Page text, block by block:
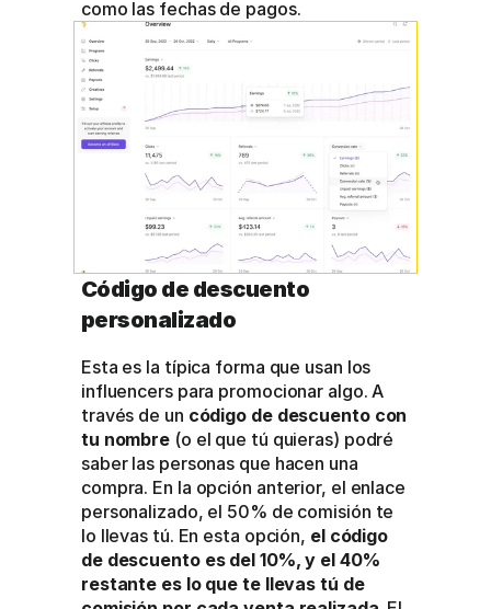
como las fechas de pagos.
Código de descuento
personalizado
Esta es la típica forma que usan los
influencers para promocionar algo. A
través de un código de descuento con
tu nombre (o el que tú quieras) podré
saber las personas que hacen una
compra. En la opción anterior, el enlace
personalizado, el 50% de comisión te
lo llevas tú. En esta opción, el código
de descuento es del 10%, y el 40%
restante es lo que te llevas tú de